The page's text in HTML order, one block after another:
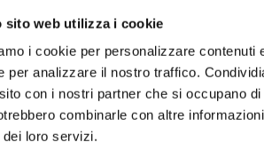
sito web utilizza i cookie
i cookie per personalizzare contenuti
per analizzare il nostro traffico.
con i nostri partner che si occupano
combinarle con altre
loro servizi.
Group
di Italcer S.p.A.